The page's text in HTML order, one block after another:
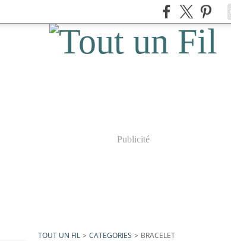
Publicité
TOUT UN FIL > CATEGORIES > BRACELET